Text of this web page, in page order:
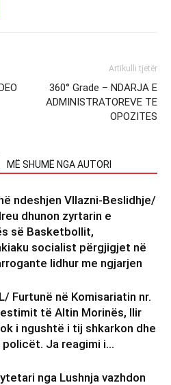
Artikulli tjetër
360° Grade – NDARJA E
ADMINISTRATOREVE TE
OPOZITES
MË SHUMË NGA AUTORI
ndeshjen Vllazni-Beslidhje/
dhunon zyrtarin e
së Basketbollit,
socialist përgjigjet në
lidhur me ngjarjen
Furtunë në Komisariatin nr.
të Altin Morinës, Ilir
i ngushtë i tij shkarkon dhe
Ja reagimi i...
nga Lushnja vazhdon